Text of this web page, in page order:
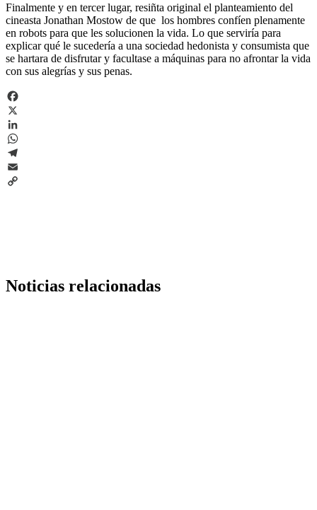
Finalmente y en tercer lugar, resiñta original el planteamiento del
cineasta Jonathan Mostow de que los hombres confíen plenamente
en robots para que les solucionen la vida. Lo que serviría para
explicar qué le sucedería a una sociedad hedonista y consumista que
se hartara de disfrutar y facultase a máquinas para no afrontar la vida
con sus alegrías y sus penas.
Facebook
X
LinkedIn
WhatsApp
Telegram
Email
Noticias relacionadas